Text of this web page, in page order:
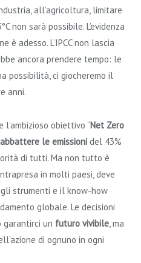
all’agricoltura, limitare
non sarà possibile. L’evidenza
è adesso. L’IPCC non lascia
ancora prendere tempo: le
possibilità, ci giocheremo il
anni.
obiettivo “Net Zero
abbattere le emissioni del 43%
di tutti. Ma non tutto è
in molti paesi, deve
strumenti e il know-how
globale. Le decisioni
garantirci un futuro vivibile , ma
di ognuno in ogni